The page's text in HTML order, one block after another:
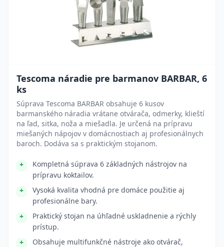
Tescoma náradie pre barmanov BARBAR, 6
ks
Súprava Tescoma BARBAR obsahuje 6 kusov
barmanského náradia vrátane otvárača, odmerky, klieští
na ľad, sitka, noža a miešadla. Je určená na prípravu
miešaných nápojov v domácnostiach aj profesionálnych
baroch. Dodáva sa s praktickým stojanom.
Kompletná súprava 6 základných nástrojov na
prípravu koktailov.
Vysoká kvalita vhodná pre domáce použitie aj
profesionálne bary.
Praktický stojan na úhľadné uskladnenie a rýchly
prístup.
Obsahuje multifunkčné nástroje ako otvárač,